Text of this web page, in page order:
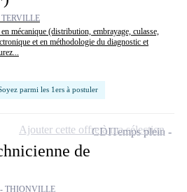
TERVILLE
mécanique (distribution, embrayage, culasse,
et en méthodologie du diagnostic et
parmi les 1ers à postuler
de
THIONVILLE
CDITemps plein
Ajouter cette offre à ma sélection